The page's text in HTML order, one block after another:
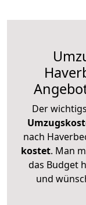
Der
nach
kostet. Man
das Budget
und